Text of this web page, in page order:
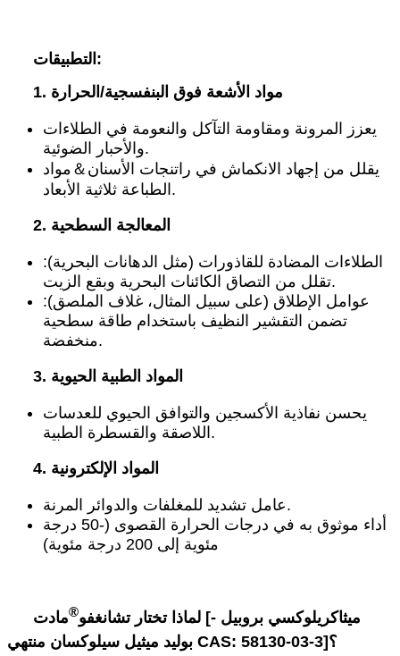
التطبيقات:
1. مواد الأشعة فوق البنفسجية/الحرارة
يعزز المرونة ومقاومة التآكل والنعومة في الطلاءات
والأحبار الضوئية.
يقلل من إجهاد الانكماش في راتنجات الأسنان ＆ مواد
الطباعة ثلاثية الأبعاد.
2. المعالجة السطحية
الطلاءات المضادة للقاذورات (مثل الدهانات البحرية):
تقلل من التصاق الكائنات البحرية وبقع الزيت.
عوامل الإطلاق (على سبيل المثال، غلاف الملصق):
تضمن التقشير النظيف باستخدام طاقة سطحية
منخفضة.
3. المواد الطبية الحيوية
يحسن نفاذية الأكسجين والتوافق الحيوي للعدسات
اللاصقة والقسطرة الطبية.
4. المواد الإلكترونية
عامل تشديد للمغلفات والدوائر المرنة.
أداء موثوق به في درجات الحرارة القصوى (-50 درجة
مئوية إلى 200 درجة مئوية)
لماذا تختار تشانغفو® مادت [ميثاكريلوكسي بروبيل -
بوليد ميثيل سيلوكسان منتهي CAS: 58130-03-3] ؟